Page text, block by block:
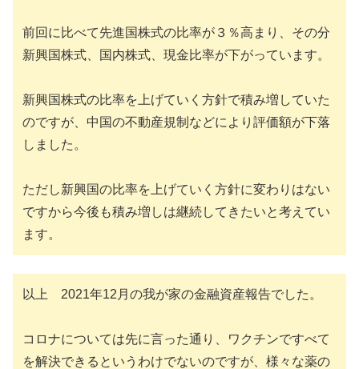
前回に比べて先進国株式の比率が３％高まり、その分
新興国株式、国内株式、現金比率が下がっています。
新興国株式の比率を上げていく方針で積み増していた
のですが、中国の不動産規制などにより評価額が下落
しました。
ただし新興国の比率を上げていく方針に変わりはない
ですから今後も積み増しは継続してきたいと考えてい
ます。
以上 2021年12月の我が家の金融資産報告でした。
コロナについては先に言った通り、ワクチンですべて
を解決できるというわけでないのですが、様々な薬の